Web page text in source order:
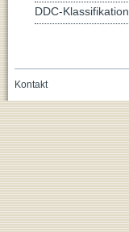
DDC-Klassifikation
Kontakt